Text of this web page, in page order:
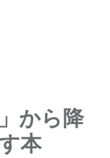
から降
本